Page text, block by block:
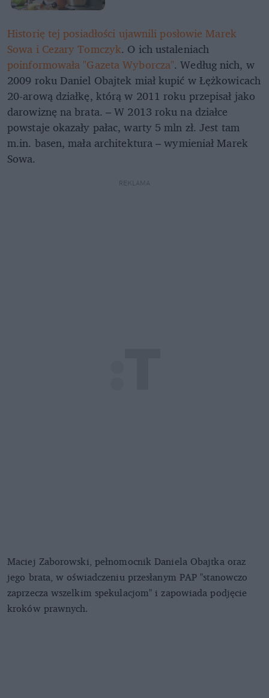
Historię tej posiadłości ujawnili posłowie Marek
Sowa i Cezary Tomczyk. O ich ustaleniach
poinformowała "Gazeta Wyborcza". Według nich, w
2009 roku Daniel Obajtek miał kupić w Łężkowicach
20-arową działkę, którą w 2011 roku przepisał jako
darowiznę na brata. – W 2013 roku na działce
powstaje okazały pałac, warty 5 mln zł. Jest tam
m.in. basen, mała architektura – wymieniał Marek
Sowa.
REKLAMA
Maciej Zaborowski, pełnomocnik Daniela Obajtka oraz
jego brata, w oświadczeniu przesłanym PAP "stanowczo
zaprzecza wszelkim spekulacjom" i zapowiada podjęcie
kroków prawnych.